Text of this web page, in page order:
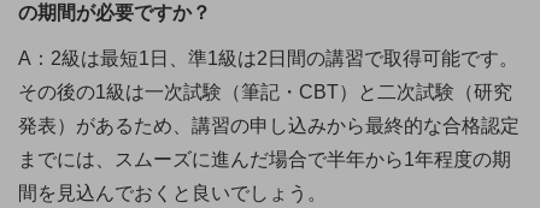
の期間が必要ですか？
A：2級は最短1日、準1級は2日間の講習で取得可能です。
その後の1級は一次試験（筆記・CBT）と二次試験（研究
発表）があるため、講習の申し込みから最終的な合格認定
までには、スムーズに進んだ場合で半年から1年程度の期
間を見込んでおくと良いでしょう。